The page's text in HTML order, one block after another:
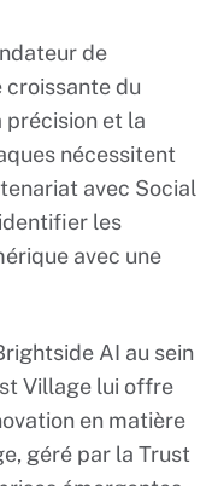
de
croissante du
précision et la
nécessitent
avec Social
les
avec une
AI au sein
Village lui offre
en matière
géré par la Trust